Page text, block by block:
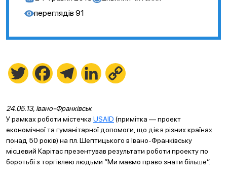
переглядів 91
Twitter FacebookTelegramLinkedIn
24.05.13, Івано-Франківськ
У рамках роботи містечка USAID (примітка — проект
економічної та гуманітарної допомоги, що діє в різних країнах
понад 50 років) на пл. Шептицького в Івано-Франківську
місцевий Карітас презентував результати роботи проекту по
боротьбі з торгівлею людьми “Ми маємо право знати більше”.